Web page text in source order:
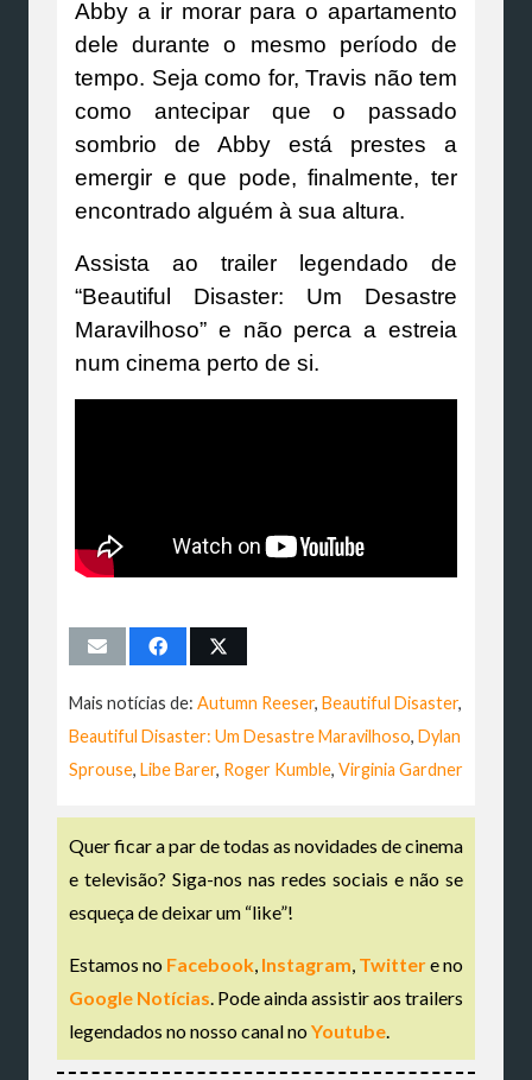
Abby a ir morar para o apartamento
dele durante o mesmo período de
tempo. Seja como for, Travis não tem
como antecipar que o passado
sombrio de Abby está prestes a
emergir e que pode, finalmente, ter
encontrado alguém à sua altura.
Assista ao trailer legendado de
“Beautiful Disaster: Um Desastre
Maravilhoso” e não perca a estreia
num cinema perto de si.
Mais notícias de: Autumn Reeser, Beautiful Disaster,
Beautiful Disaster: Um Desastre Maravilhoso, Dylan
Sprouse, Libe Barer, Roger Kumble, Virginia Gardner
Quer ficar a par de todas as novidades de cinema
e televisão? Siga-nos nas redes sociais e não se
esqueça de deixar um “like”!
Estamos no Facebook Instagram Twittere no
Google Notícias . Pode ainda assistir aos trailers
legendados no nosso canal noYoutube